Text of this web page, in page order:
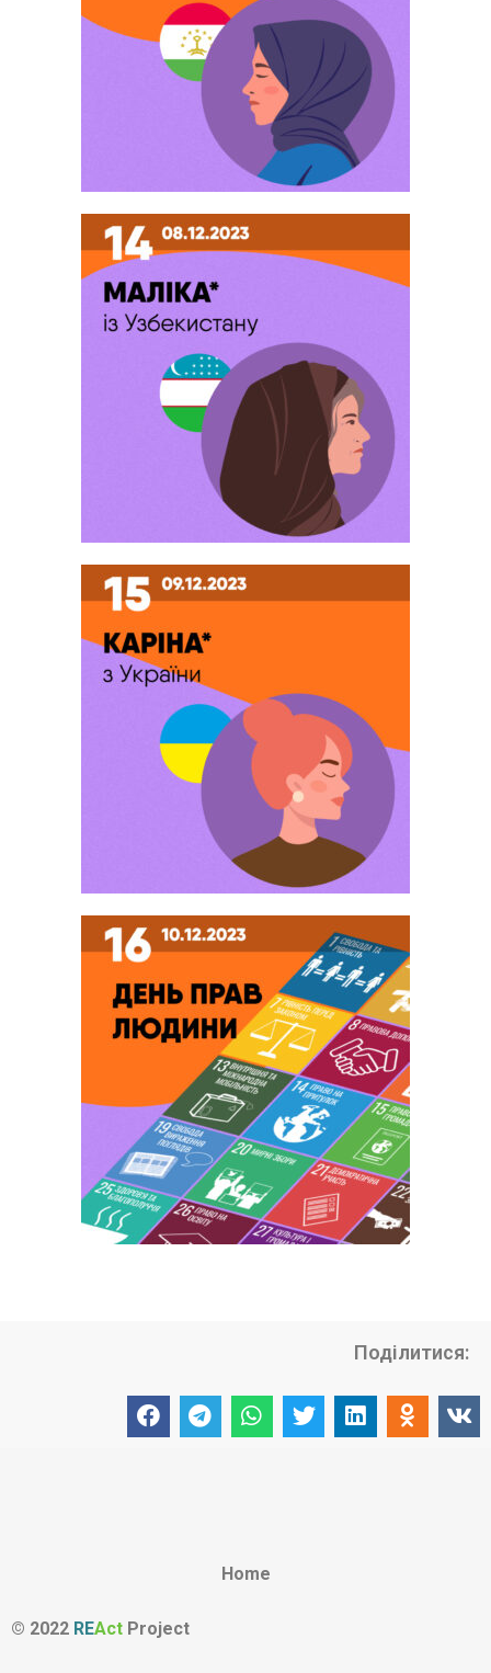
Поділитися:
Home
© 2022 REAct Project